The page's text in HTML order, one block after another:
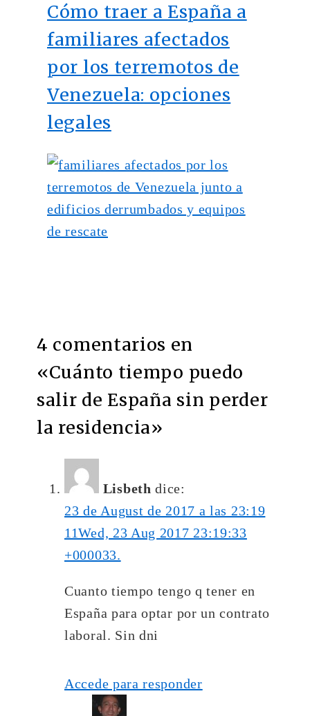
Cómo traer a España a
familiares afectados
por los terremotos de
Venezuela: opciones
legales
4 comentarios en
«Cuánto tiempo puedo
salir de España sin perder
la residencia»
Lisbeth dice:
23 de August de 2017 a las 23:19
11Wed, 23 Aug 2017 23:19:33
+000033.
Cuanto tiempo tengo q tener en
España para optar por un contrato
laboral. Sin dni
Accede para responder